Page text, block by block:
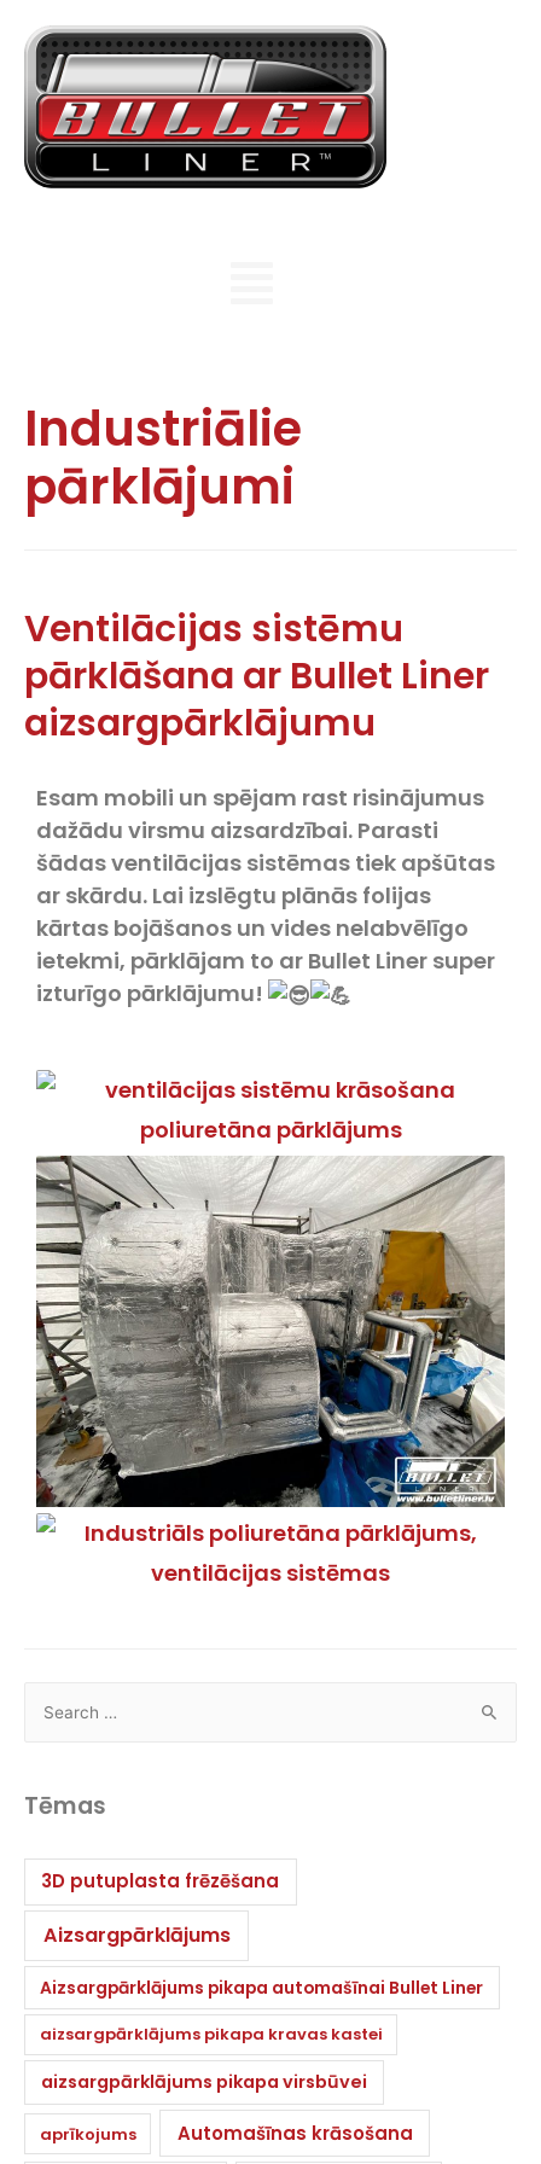
Industriālie
pārklājumi
Ventilācijas sistēmu
pārklāšana ar Bullet Liner
aizsargpārklājumu
Esam mobili un spējam rast risinājumus
dažādu virsmu aizsardzībai. Parasti
šādas ventilācijas sistēmas tiek apšūtas
ar skārdu. Lai izslēgtu plānās folijas
kārtas bojāšanos un vides nelabvēlīgo
ietekmi, pārklājam to ar Bullet Liner super
izturīgo pārklājumu!
Tēmas
3D putuplasta frēzēšana
Aizsargpārklājums
Aizsargpārklājums pikapa automašīnai Bullet Liner
aizsargpārklājums pikapa kravas kastei
aizsargpārklājums pikapa virsbūvei
aprīkojums Automašīnas krāsošana